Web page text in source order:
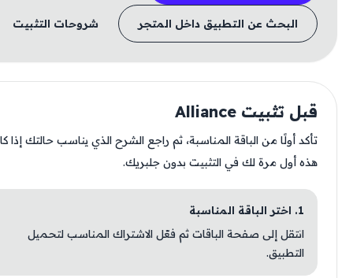
البحث عن التطبيق داخل المتجر شروحات التثبيت
قبل تثبيت Alliance
تأكد أولًا من الباقة المناسبة، ثم راجع الشرح الذي يناسب حالتك إذا كانت
هذه أول مرة لك في التثبيت بدون جلبريك.
انتقل إلى صفحة الباقات ثم فعّل الاشتراك المناسب لتحميل
التطبيق.